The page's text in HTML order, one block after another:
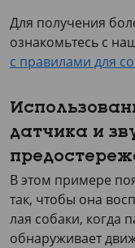
Для получения
ознакомьтесь с
с правилами для
датчика и
В этом примере
так, чтобы она
лая собаки, когда
обнаруживает